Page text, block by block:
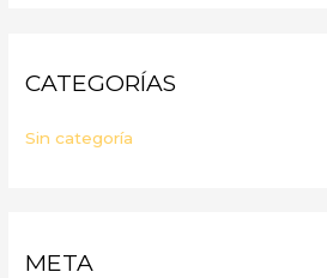
CATEGORÍAS
Sin categoría
META